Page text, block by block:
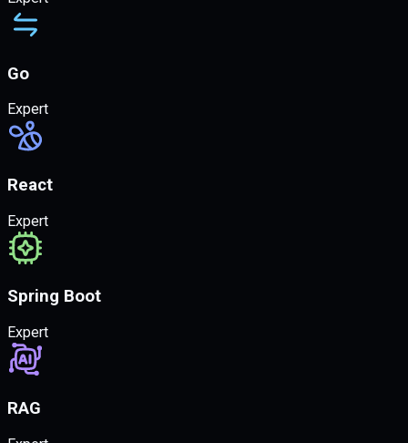
Go
Expert
React
Expert
Spring Boot
Expert
RAG